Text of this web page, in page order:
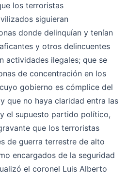
los terroristas
siguieran
donde delinquían y tenían
y otros delincuentes
actividades ilegales; que se
de concentración en los
gobierno es cómplice del
que no haya claridad entra las
el supuesto partido político,
que los terroristas
de guerra terrestre de alto
encargados de la seguridad
el coronel Luis Alberto